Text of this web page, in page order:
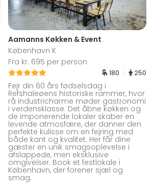
Aamanns Køkken & Event
København K
Fra kr. 695 per person
180 250
Fejr din 60 års fødselsdag i
Refshaleøens historiske rammer, hvor
rå industricharme møder gastronomi
i verdensklasse. Det åbne køkken og
de imponerende lokaler skaber en
levende atmosfære, der danner den
perfekte kulisse om en fejring med
både kant og kvalitet. Her får dine
gæster en unik smagsoplevelse i
afslappede, men eksklusive
omgivelser. Book et festlokale i
København, der forener sjæl og
smag.